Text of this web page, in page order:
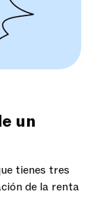
un
tienes tres
de la renta